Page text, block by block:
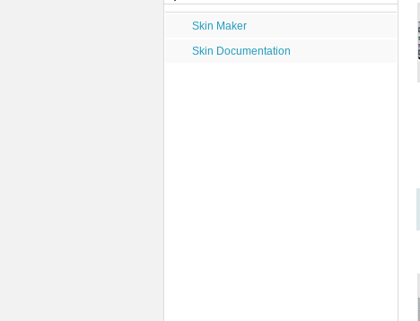
Skin Maker
Skin Documentation